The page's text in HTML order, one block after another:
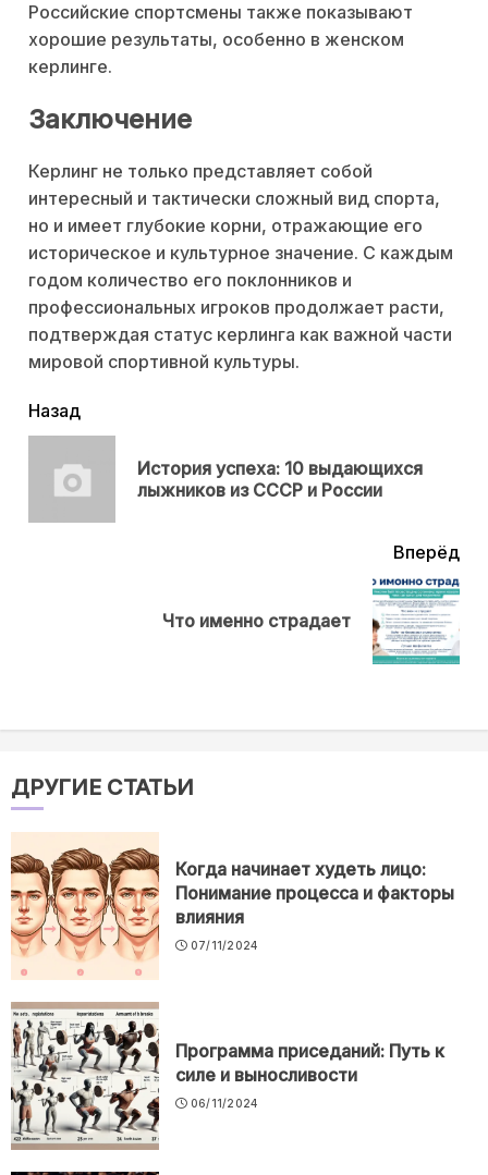
Российские спортсмены также показывают
хорошие результаты, особенно в женском
керлинге.
Заключение
Керлинг не только представляет собой
интересный и тактически сложный вид спорта,
но и имеет глубокие корни, отражающие его
историческое и культурное значение. С каждым
годом количество его поклонников и
профессиональных игроков продолжает расти,
подтверждая статус керлинга как важной части
мировой спортивной культуры.
читать
Назад
История успеха: 10 выдающихся
лыжников из СССР и России
Вперёд
Что именно страдает
ДРУГИЕ СТАТЬИ
Когда начинает худеть лицо:
Понимание процесса и факторы
влияния
07/11/2024
Программа приседаний: Путь к
силе и выносливости
06/11/2024